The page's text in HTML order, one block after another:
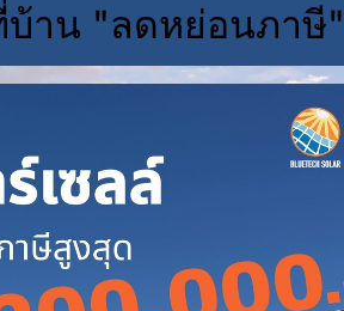
ติดตั้งหลั
บ้าน "ลดหย่อนภาษี